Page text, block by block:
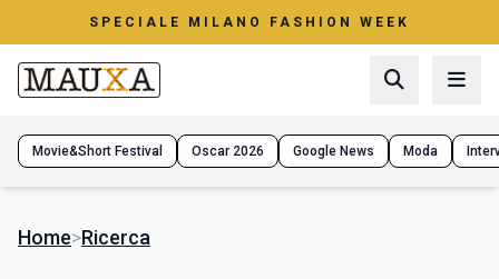
SPECIALE MILANO FASHION WEEK
Movie&Short Festival Oscar 2026 Google News Moda
Home>Ricerca